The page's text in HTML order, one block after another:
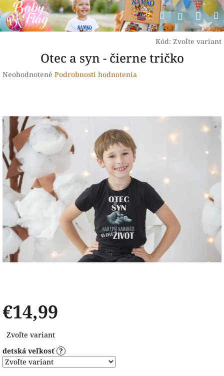
Prejsť
na
obsah
Hľadať
Kód: Zvoľte variant
Otec a syn - čierne tričko
Priemerné
0,0
z
hviezdičiek.
Neohodnotené Podrobnosti hodnotenia
€14,99
cena:
Zvoľte variant
detská veľkosť ?